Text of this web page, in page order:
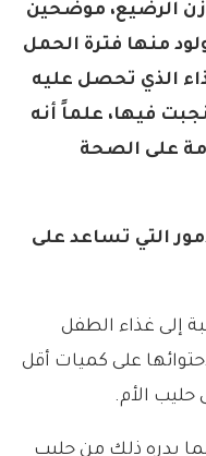
الرضيع، موضحين
منها فترة الحمل
الذي تحصل عليه
فيها، علماً أنه
على الصحة
التي تساعد على
إلى غذاء الطفل
عمر الـ 6 أشهر لاحتوائها على كميات أقل
حليب الأم.
لما يدره ذلك من حليب